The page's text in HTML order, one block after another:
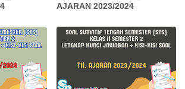
AJARAN 2023/2024